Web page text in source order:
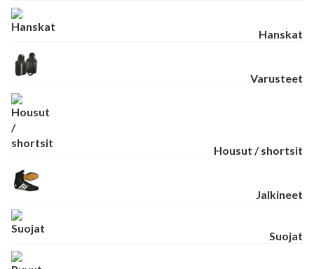
Hanskat
Varusteet
Housut / shortsit
Jalkineet
Suojat